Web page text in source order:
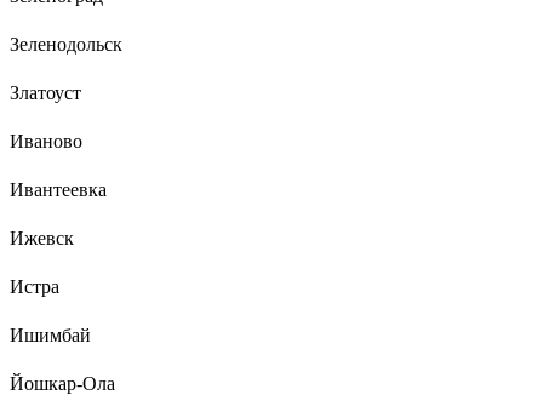
Зеленодольск
Златоуст
Иваново
Ивантеевка
Ижевск
Истра
Ишимбай
Йошкар-Ола